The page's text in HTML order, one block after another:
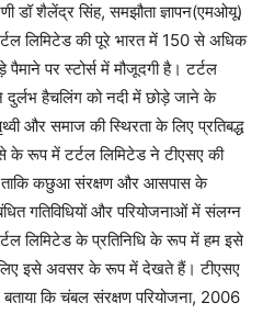
शैलेंद्र सिंह, समझौता ज्ञापन(एमओयू)
लिमिटेड की पूरे भारत में 150 से अधिक
पर स्टोर्स में मौजूदगी है। टर्टल
हैचलिंग को नदी में छोड़े जाने के
और समाज की स्थिरता के लिए प्रतिबद्ध
के रूप में टर्टल लिमिटेड ने टीएसए की
ताकि कछुआ संरक्षण और आसपास के
गतिविधियों और परियोजनाओं में संलग्न
लिमिटेड के प्रतिनिधि के रूप में हम इसे
इसे अवसर के रूप में देखते हैं। टीएसए
कि चंबल संरक्षण परियोजना, 2006